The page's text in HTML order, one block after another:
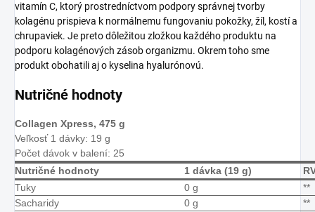
vitamín C, ktorý prostredníctvom podpory správnej tvorby
kolagénu prispieva k normálnemu fungovaniu pokožky, žíl, kostí a
chrupaviek. Je preto dôležitou zložkou každého produktu na
podporu kolagénových zásob organizmu. Okrem toho sme
produkt obohatili aj o kyselina hyalurónovú.
Nutričné hodnoty
Collagen Xpress, 475 g
Veľkosť 1 dávky: 19 g
Počet dávok v balení: 25
Nutričné hodnoty
1 dávka (19 g)
Tuky
0 g
**
Sacharidy
0 g
**